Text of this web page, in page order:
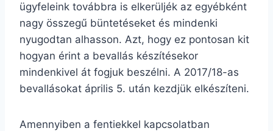
ügyfeleink továbbra is elkerüljék az egyébként
nagy összegű büntetéseket és mindenki
nyugodtan alhasson. Azt, hogy ez pontosan kit
hogyan érint a bevallás készítésekor
mindenkivel át fogjuk beszélni. A 2017/18-as
bevallásokat április 5. után kezdjük elkészíteni.
Amennyiben a fentiekkel kapcsolatban